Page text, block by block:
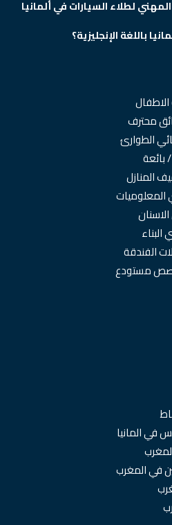
لطلاء السيارات في ألمانيا
باللغة الإنجليزية؟
الاطفال
محترف
الطوارئ
بائعة
المنازل
المعلوميات
الفندقة
مستودع
في المانيا
في المغرب